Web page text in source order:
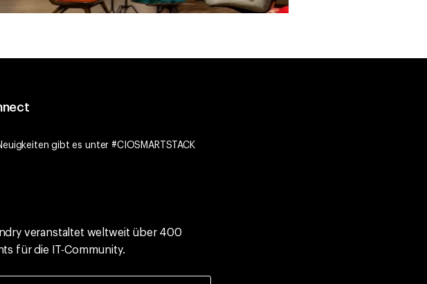
gibt es unter #CIOSMARTSTACK
veranstaltet weltweit über 400
für die IT-Community.